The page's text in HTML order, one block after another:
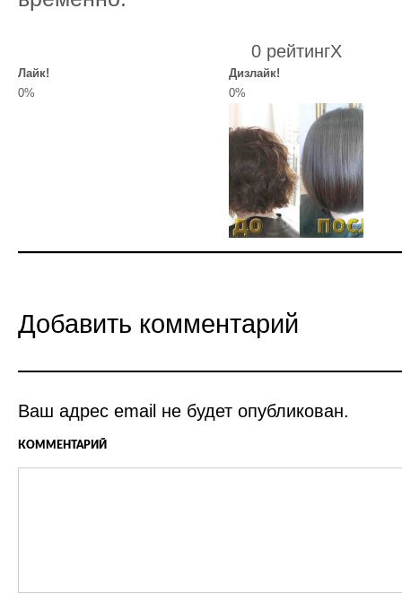
0 рейтингX
Лайк!
Дизлайк!
0%
0%
Добавить комментарий
Ваш адрес email не будет опубликован.
КОММЕНТАРИЙ